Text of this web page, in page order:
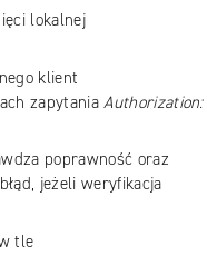
lokalnej
klient
zapytaniaAuthorization:
poprawność oraz
jeżeli weryfikacja
tle